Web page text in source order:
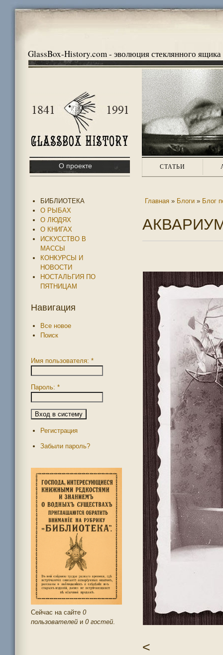
GlassBox-History.com - эволюция стеклянного ящика
О проекте СТАТЬИ
Главная » Блоги » Блог
<
БИБЛИОТЕКА
О РЫБАХ
О ЛЮДЯХ
О КНИГАХ
ИСКУССТВО В
МАССЫ
КОНКУРСЫ И
НОВОСТИ
НОСТАЛЬГИЯ ПО
ПЯТНИЦАМ
Навигация
Все новое
Поиск
Имя пользователя: *
Пароль: *
Регистрация
Забыли пароль?
Сейчас на сайте 0
пользователей и 0 гостей.